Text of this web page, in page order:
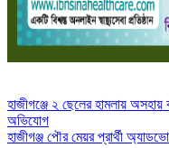
Post
navigation
হাজীগঞ্জে ২ ছেলের হামলায় অসহায়
অভিযোগ
হাজীগঞ্জ পৌর মেয়র প্রার্থী